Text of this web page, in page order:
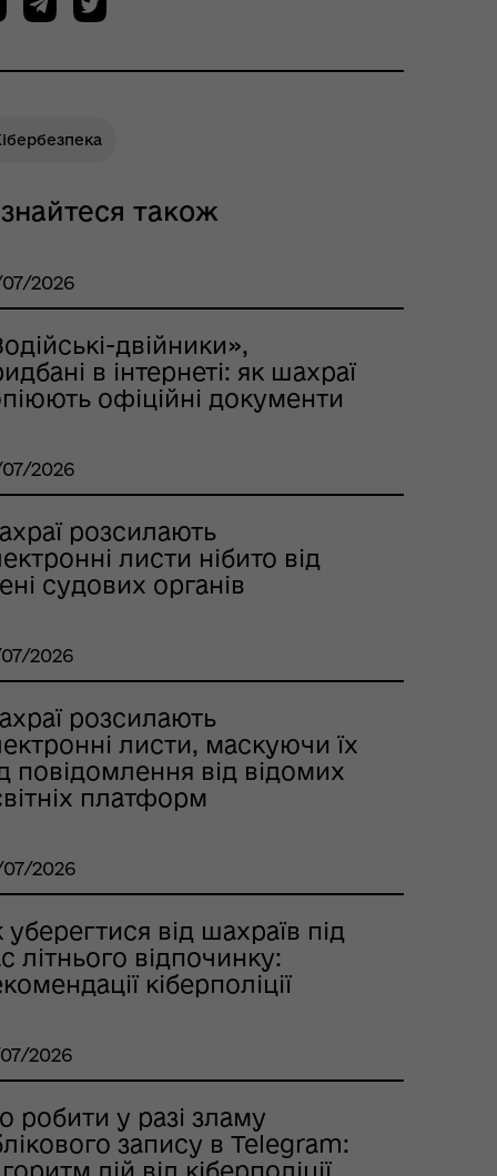
також
2026
двійники»,
в інтернеті: як шахраї
офіційні документи
2026
розсилають
листи нібито від
судових органів
2026
розсилають
листи, маскуючи їх
повідомлення від відомих
платформ
2026
уберегтися від шахраїв під
літнього відпочинку:
кіберполіції
2026
робити у разі зламу
запису в Telegram:
дій від кіберполіції